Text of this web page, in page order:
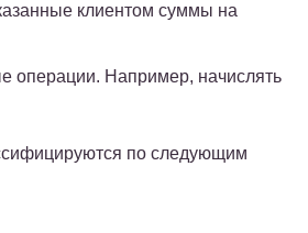
клиентом суммы на
операции. Например, начислять
по следующим